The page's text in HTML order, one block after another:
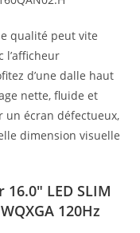
qualité peut vite
l’afficheur
d’une dalle haut
nette, fluide et
un écran défectueux,
dimension visuelle
LED SLIM
120Hz